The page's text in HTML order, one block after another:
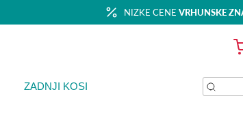
NIZKE CENE VRHUNSKE
ZADNJI KOSI